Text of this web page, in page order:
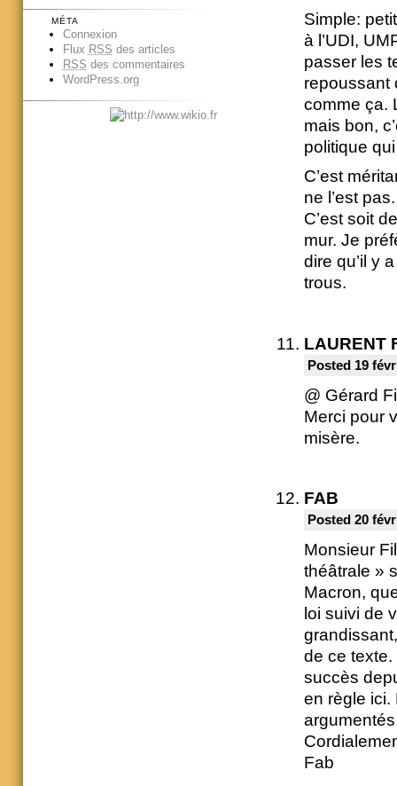
Simple:
à l’UDI,
passer les
repoussant
comme ça.
mais bon,
politique
C’est
ne l’est pas.
C’est soit
mur. Je
dire qu’il y
trous.
LAURENT
Posted 19
@ Gérard
Merci pour
misère.
FAB
Posted 20
Monsieur
théâtrale »
Macron,
loi suivi de
de ce
succès
en règle ici.
Fab
MÉTA
Connexion
Flux RSS des articles
RSS des commentaires
WordPress.org